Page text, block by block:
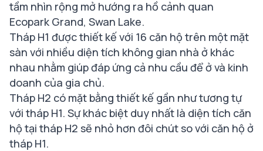
tầm nhìn rộng mở hướng ra hồ cảnh quan
Ecopark Grand, Swan Lake.
Tháp H1 được thiết kế với 16 căn hộ trên một mặt
sàn với nhiều diện tích không gian nhà ở khác
nhau nhằm giúp đáp ứng cả nhu cầu để ở và kinh
doanh của gia chủ.
Tháp H2 có mặt bằng thiết kế gần như tương tự
với tháp H1. Sự khác biệt duy nhất là diện tích căn
hộ tại tháp H2 sẽ nhỏ hơn đôi chút so với căn hộ ở
tháp H1.